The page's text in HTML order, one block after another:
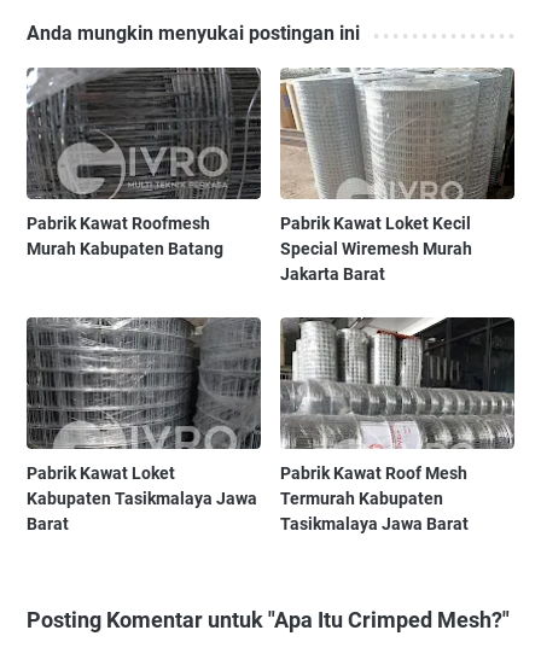
Anda mungkin menyukai postingan ini
Pabrik Kawat Roofmesh
Murah Kabupaten Batang
Pabrik Kawat Loket Kecil
Special Wiremesh Murah
Jakarta Barat
Pabrik Kawat Loket
Kabupaten Tasikmalaya Jawa
Barat
Pabrik Kawat Roof Mesh
Termurah Kabupaten
Tasikmalaya Jawa Barat
Posting Komentar untuk "Apa Itu Crimped Mesh?"